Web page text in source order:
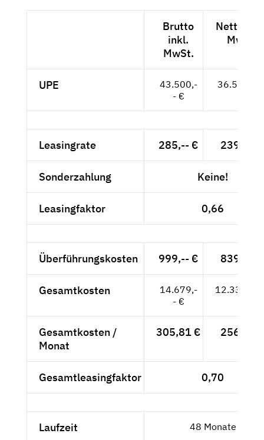
Brutto
inkl.
MwSt.
Netto
MwSt.
UPE
43.500,-
- €
36.555,--
Leasingrate 285,-- € 239,50 €
Sonderzahlung Keine!
Leasingfaktor 0,66
Überführungskosten 999,-- € 839,50 €
Gesamtkosten
14.679,-
- €
12.335,29
Gesamtkosten /
Monat
305,81 € 256,99 €
Gesamtleasingfaktor 0,70
Laufzeit 48 Monate